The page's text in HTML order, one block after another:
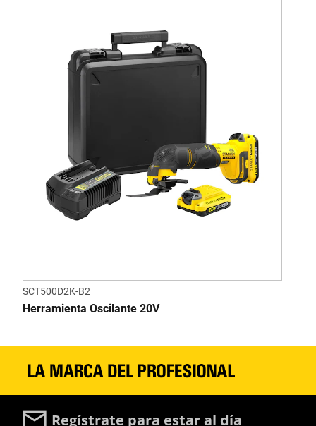
SCT500D2K-B2
Herramienta Oscilante 20V
Regístrate para estar al día